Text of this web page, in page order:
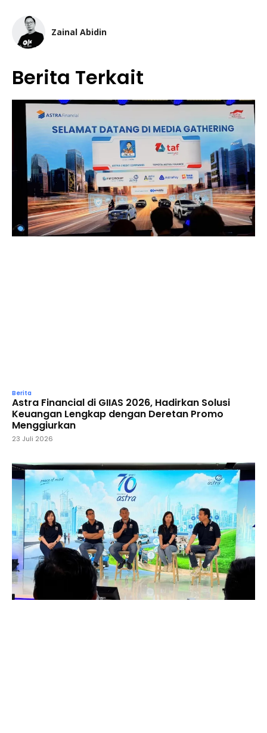
Zainal Abidin
Berita Terkait
Berita
Astra Financial di GIIAS 2026, Hadirkan Solusi
Keuangan Lengkap dengan Deretan Promo
Menggiurkan
23 Juli 2026